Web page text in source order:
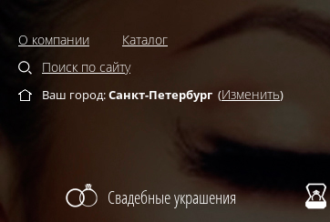
О компании
Каталог
Поиск по сайту
Ваш город:Санкт-Петербург (Изменить)
Свадебные украшения